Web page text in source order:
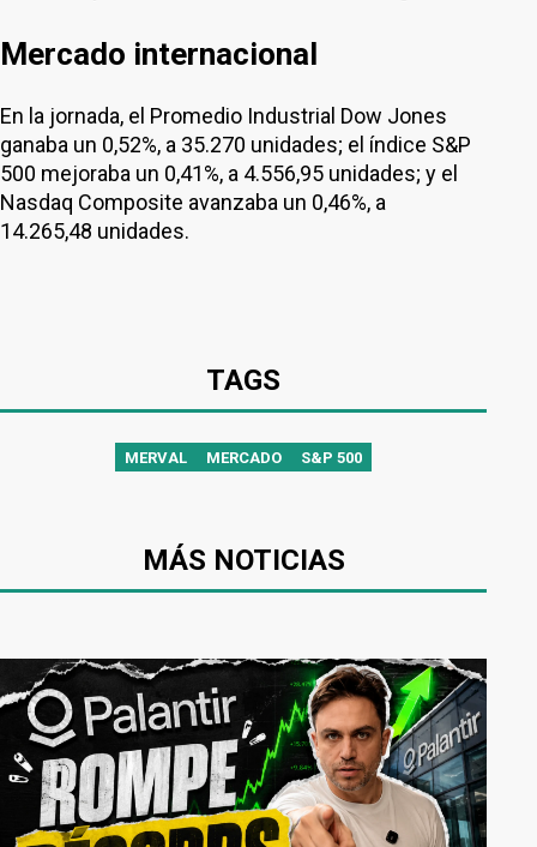
Mercado internacional
En la jornada, el Promedio Industrial Dow Jones
ganaba un 0,52%, a 35.270 unidades; el índice S&P
500 mejoraba un 0,41%, a 4.556,95 unidades; y el
Nasdaq Composite avanzaba un 0,46%, a
14.265,48 unidades.
TAGS
MERVAL MERCADO S&P 500
MÁS NOTICIAS